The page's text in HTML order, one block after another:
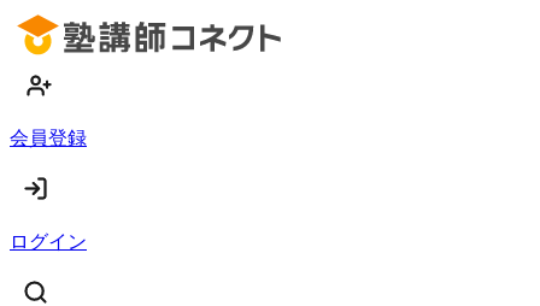
会員登録
ログイン